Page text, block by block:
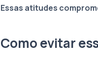
Essas atitudes
Como evitar